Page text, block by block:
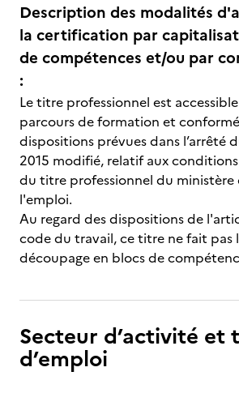
Description des modalités
la certification par
de compétences et/ou par
:
Le titre professionnel est
parcours de formation et
dispositions prévues dans l’arrêté
2015 modifié, relatif aux
du titre professionnel du ministère
l'emploi.
Au regard des dispositions de
code du travail, ce titre ne fait
découpage en blocs de
Secteur d’activité et
d’emploi